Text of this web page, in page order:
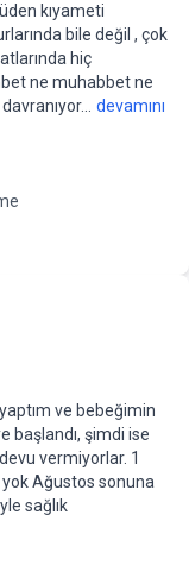
kıyameti
bile değil , çok
hiç
ne muhabbet ne
devamını
ve bebeğimin
başlandı, şimdi ise
vermiyorlar. 1
Ağustos sonuna
sağlık